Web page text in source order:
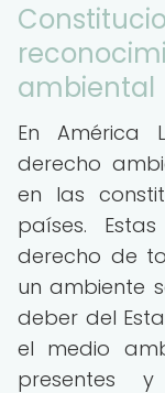
ambiental
En América
derecho
en las
países.
derecho de
un ambiente
deber del
el medio
presentes